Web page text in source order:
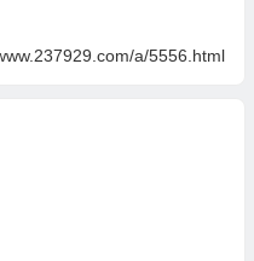
a/5556.html